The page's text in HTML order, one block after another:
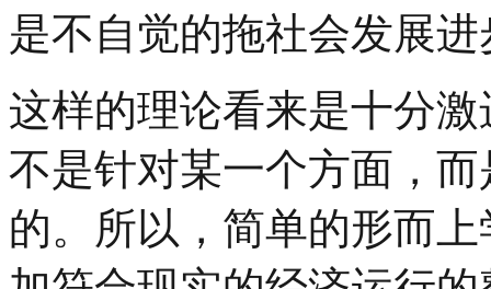
是不自觉的拖社会发展
这样的理论看来是十分
不是针对某一个方面，
的。所以，简单的形而